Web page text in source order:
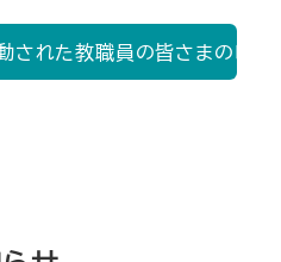
された教職員の皆さまの申し